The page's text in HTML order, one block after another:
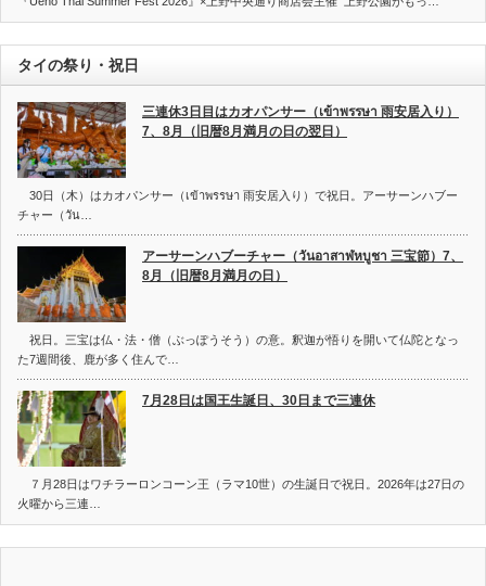
タイの祭り・祝日
三連休3日目はカオパンサー（เข้าพรรษา 雨安居入り）
7、8月（旧暦8月満月の日の翌日）
30日（木）はカオパンサー（เข้าพรรษา 雨安居入り）で祝日。アーサーンハブー
チャー（วัน…
アーサーンハブーチャー（วันอาสาฬหบูชา 三宝節）7、
8月（旧暦8月満月の日）
祝日。三宝は仏・法・僧（ぶっぽうそう）の意。釈迦が悟りを開いて仏陀となっ
た7週間後、鹿が多く住んで…
7月28日は国王生誕日、30日まで三連休
７月28日はワチラーロンコーン王（ラマ10世）の生誕日で祝日。2026年は27日の
火曜から三連…